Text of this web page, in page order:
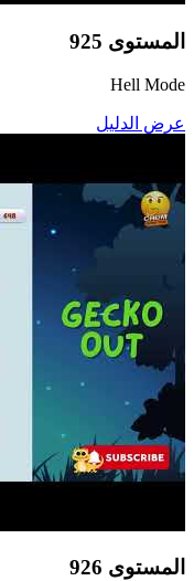
المستوى 925
Hell Mode
عرض الدليل
المستوى 926